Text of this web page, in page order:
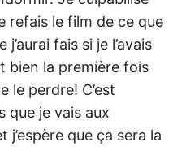
refais le film de ce que
j’aurai fais si je l’avais
bien la première fois
le perdre! C’est
que je vais aux
que ça sera la